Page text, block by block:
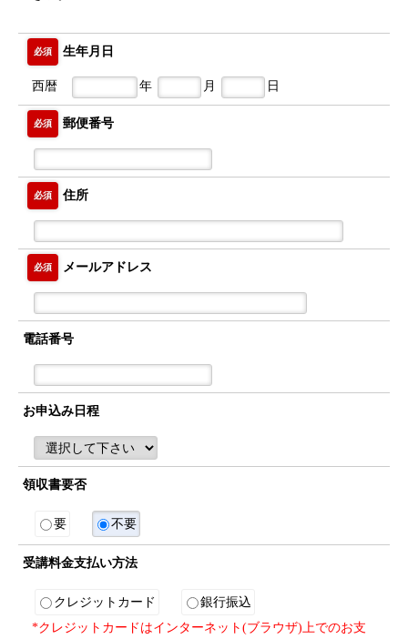
生年月日
必須
西暦 年 月 日
郵便番号
必須
住所
必須
必須 メールアドレス
電話番号
お申込み日程
領収書要否
要 不要
受講料金支払い方法
クレジットカード
銀行振込
*クレジットカードはインターネット(ブラウザ)上でのお支